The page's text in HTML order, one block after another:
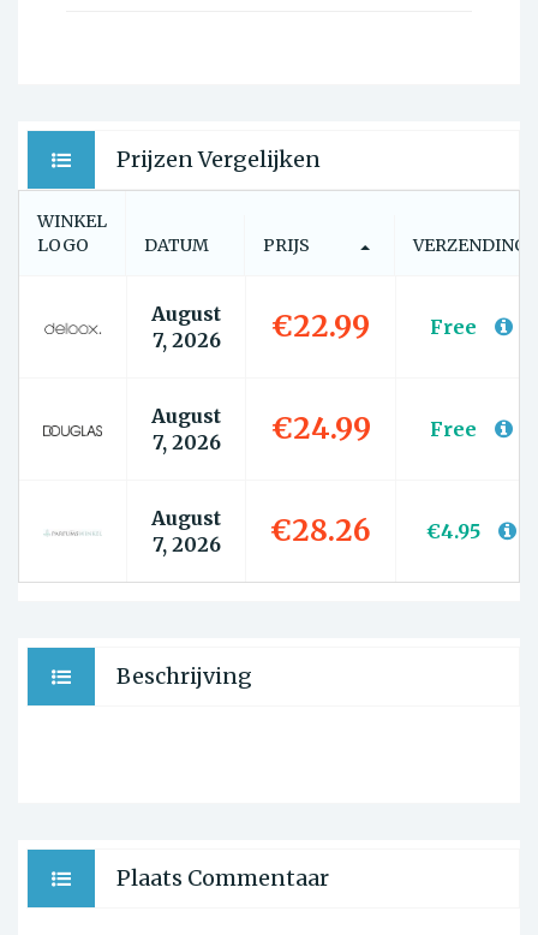
Prijzen Vergelijken
WINKEL
LOGO
DATUM PRIJS VERZENDING
August
7, 2026
€22.99 Free
August
7, 2026
€24.99 Free
August
7, 2026
€28.26 €4.95
Beschrijving
Plaats Commentaar